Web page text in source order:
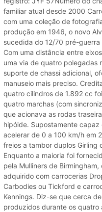
familiar atual desde 2000
com uma coleção de
produção em 1946, o novo
sucedida do 12/70 pré-
Com uma distância entre
uma via de quatro polegadas
suporte de chassi adicional,
manuseio mais preciso.
quatro cilindros de 1.892 cc
quatro marchas (com
que acionava as rodas
hipóide. Supostamente
acelerar de 0 a 100 km/h em
freios a tambor duplos Girling
Enquanto a maioria foi
pela Mulliners de
adquirido com carrocerias
Carbodies ou Tickford e
Kennings. Diz-se que cerca
produzidos durante os